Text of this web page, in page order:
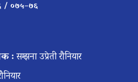
/ ०७५–७६
:सम्झना उप्रेती रौनियार